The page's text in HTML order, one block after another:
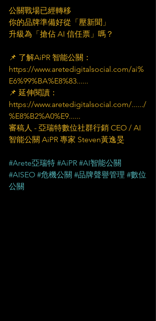
公關戰場已經轉移
你的品牌準備好從「壓新聞」
升級為「搶佔 AI 信任票」嗎？
📌 了解AiPR 智能公關：
https://www.aretedigitalsocial.com/ai%
E6%99%BA%E8%83......
📌 延伸閱讀：
https://www.aretedigitalsocial.com/....../
%E8%B2%A0%E9......
審稿人 - 亞瑞特數位社群行銷 CEO / AI
智能公關 AiPR 專家 Steven黃逸旻
#Arete亞瑞特 #AiPR #AI智能公關
#AISEO #危機公關 #品牌聲譽管理 #數位
公關